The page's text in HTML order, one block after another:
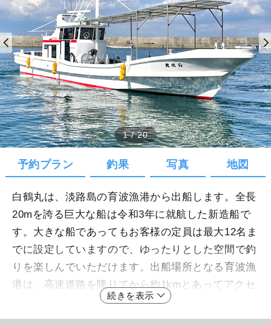
1/20
予約プラン 釣果 写真 地図
白鶴丸は、淡路島の育波漁港から出船します。全長
20mを誇る巨大な船は令和3年に就航した新造船で
す。大きな船であってもお客様の定員は最大12名ま
でに設定していますので、ゆったりとした空間で釣
りを楽しんでいただけます。出船場所となる育波漁
港は、高速道路を降りてから約1kmとあってアクセ
スも良好です。播磨灘、明石海峡、淡路沖の四季
折々の釣りをお楽しみください。
続きを表示